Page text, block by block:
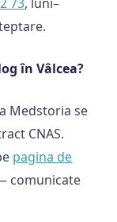
în Vâlcea?
Medstoria se
CNAS.
pagina de
comunicate